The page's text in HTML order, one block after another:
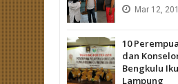
Mar 12,
10
dan
Bengkulu
Lampung